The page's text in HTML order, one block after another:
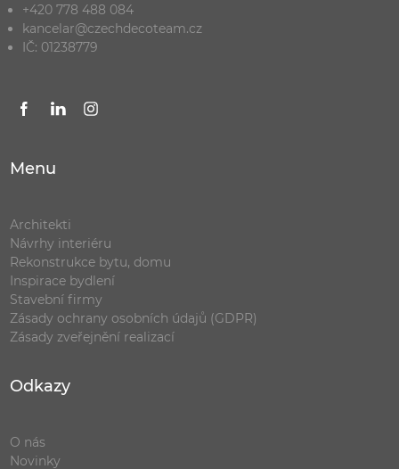
+420 778 488 084
kancelar@czechdecoteam.cz
IČ: 01238779
Menu
Architekti
Návrhy interiéru
Rekonstrukce bytu, domu
Inspirace bydlení
Stavební firmy
Zásady ochrany osobních údajů (GDPR)
Zásady zveřejnění realizací
Odkazy
O nás
Novinky